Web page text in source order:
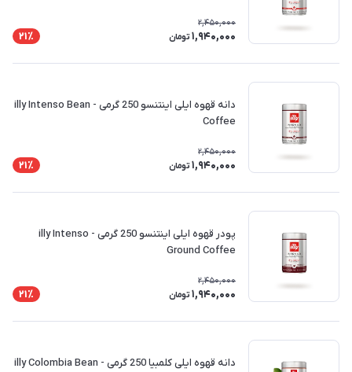
2,450,000
1,940,000 تومان 21٪
دانه قهوه ایلی اینتنسو 250 گرمی - illy Intenso Bean
Coffee
2,450,000
1,940,000 تومان 21٪
پودر قهوه ایلی اینتنسو 250 گرمی - illy Intenso
Ground Coffee
2,450,000
1,940,000 تومان 21٪
دانه قهوه ایلی کلمبیا 250 گرمی - illy Colombia Bean